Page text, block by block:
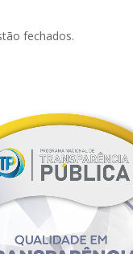
fechados.